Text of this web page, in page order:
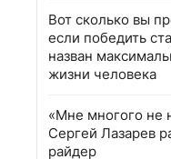
Вот сколько вы
если победить
назван
жизни человека
«Мне многого не
Сергей Лазарев
райдер